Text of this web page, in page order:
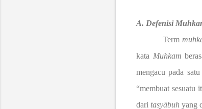
A. Defenisi
Term
kata Muhkam
mengacu pada
“membuat sesuatu
dari tasyābuh yang